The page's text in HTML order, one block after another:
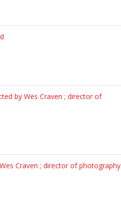
by Wes Craven ; director of
Craven ; director of photography